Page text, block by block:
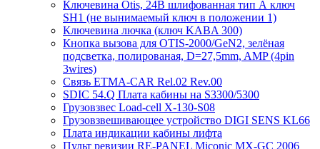
Ключевина Otis, 24В шлифованная тип А ключ
SH1 (не вынимаемый ключ в положении 1)
Ключевина лючка (ключ KABA 300)
Кнопка вызова для OTIS-2000/GeN2, зелёная
подсветка, полированая, D=27,5mm, AMP (4pin
3wires)
Связь ETMA-CAR Rel.02 Rev.00
SDIC 54.Q Плата кабины на S3300/5300
Грузовзвес Load-cell X-130-S08
Грузовзвешивающее устройство DIGI SENS KL66
Плата индикации кабины лифта
Пульт ревизии RE-PANEL Miconic MX-GC 2006